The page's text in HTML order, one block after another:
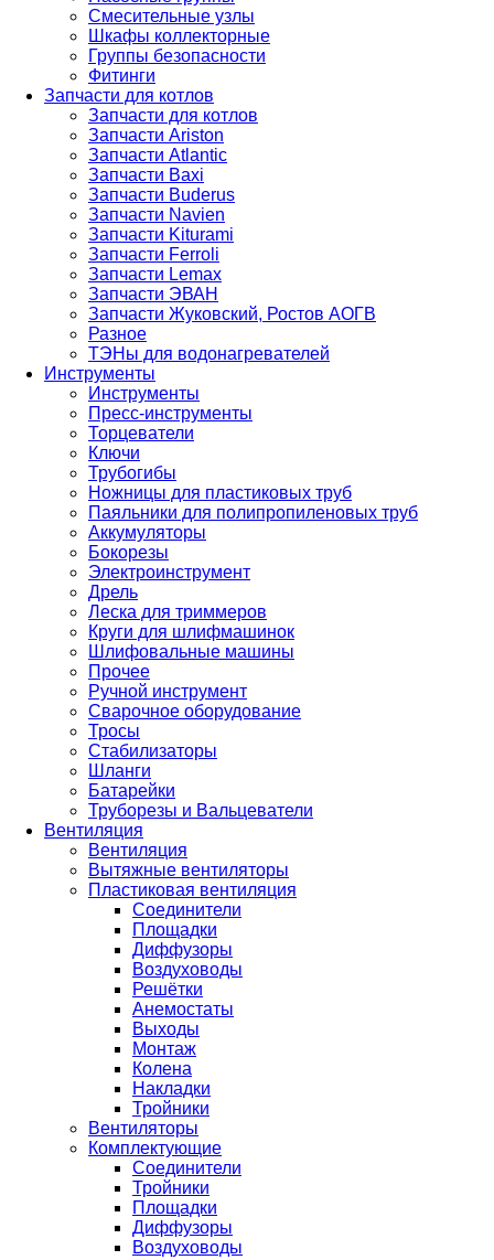
Смесительные узлы
Шкафы коллекторные
Группы безопасности
Фитинги
Запчасти для котлов
Запчасти для котлов
Запчасти Ariston
Запчасти Atlantic
Запчасти Baxi
Запчасти Buderus
Запчасти Navien
Запчасти Kiturami
Запчасти Ferroli
Запчасти Lemax
Запчасти ЭВАН
Запчасти Жуковский, Ростов АОГВ
Разное
ТЭНы для водонагревателей
Инструменты
Инструменты
Пресс-инструменты
Торцеватели
Ключи
Трубогибы
Ножницы для пластиковых труб
Паяльники для полипропиленовых труб
Аккумуляторы
Бокорезы
Электроинструмент
Дрель
Леска для триммеров
Круги для шлифмашинок
Шлифовальные машины
Прочее
Ручной инструмент
Сварочное оборудование
Тросы
Стабилизаторы
Шланги
Батарейки
Труборезы и Вальцеватели
Вентиляция
Вентиляция
Вытяжные вентиляторы
Пластиковая вентиляция
Соединители
Площадки
Диффузоры
Воздуховоды
Решётки
Анемостаты
Выходы
Монтаж
Колена
Накладки
Тройники
Вентиляторы
Комплектующие
Соединители
Тройники
Площадки
Диффузоры
Воздуховоды